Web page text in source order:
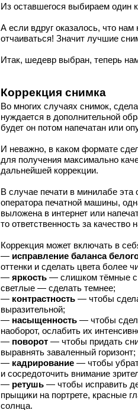
Из оставшегося выбираем
А если вдруг оказалось, что
отчаиваться! Значит лучшие
Итак, шедевр выбран, теперь
Коррекция снимка
Во многих случаях снимок,
нуждается в дополнительной
будет он потом напечатан или
И неважно, в каком формате
для получения максимально
дальнейшей коррекции.
В случае печати в минилабе эта
оператора печатной машины,
выложена в интернет или
то ответственность за качество
Коррекция может включать в
— исправление баланса
оттенки и сделать цвета более
— яркость — слишком тёмные
светлые — сделать темнее;
— контрастность — чтобы
выразительной;
— насыщенность — чтобы
наоборот, ослабить их
— поворот — чтобы придать
выравнять заваленный горизонт;
— кадрирование — чтобы
и сосредоточить внимание
— ретушь — чтобы исправить
прыщики на портрете, красные
солнца.